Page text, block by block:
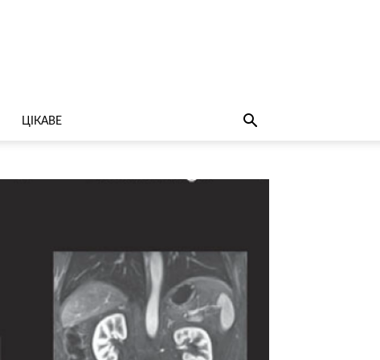
ЦІКАВЕ